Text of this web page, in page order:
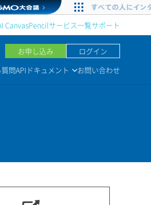
CanvasPencilサービス一覧サポート
お申し込み
ログイン
問APIドキュメント お問い合わせ